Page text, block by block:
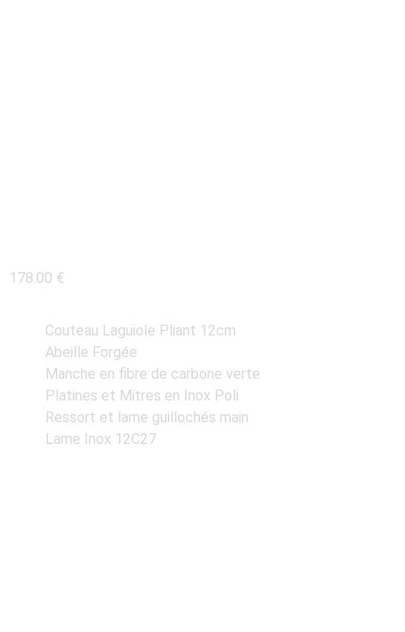
178.00 €
Couteau Laguiole Pliant 12cm
Abeille Forgée
Manche en fibre de carbone verte
Platines et Mitres en Inox Poli
Ressort et lame guillochés main
Lame Inox 12C27